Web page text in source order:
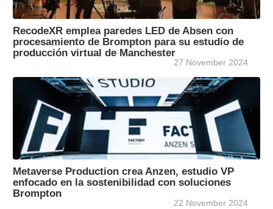
RecodeXR emplea paredes LED de Absen con
procesamiento de Brompton para su estudio de
producción virtual de Manchester
27 November 2024
Metaverse Production crea Anzen, estudio VP
enfocado en la sostenibilidad con soluciones
Brompton
22 November 2024